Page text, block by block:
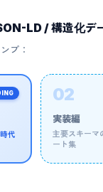
LD / 構造化デ
プ：
代
02
実装編
主要スキーマ
ート集